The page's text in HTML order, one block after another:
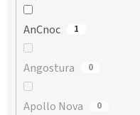
AnCnoc 1
Angostura 0
Apollo Nova 0